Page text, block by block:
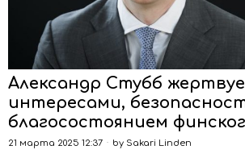
Александр Стубб
интересами,
благосостоянием
21 марта 2025 12:37 by Sakari Linden